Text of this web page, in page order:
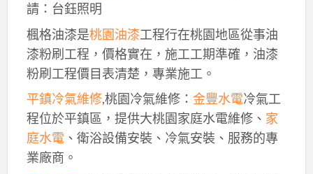
請：台鈺照明
楓格油漆是桃園油漆工程行在桃園地區從事油
漆粉刷工程，價格實在，施工工期準確，油漆
粉刷工程價目表清楚，專業施工。
平鎮冷氣維修,桃園冷氣維修： 金豐水電冷氣工
程位於平鎮區，提供大桃園家庭水電維修、 家
庭水電、衛浴設備安裝、冷氣安裝、服務的專
業廠商。